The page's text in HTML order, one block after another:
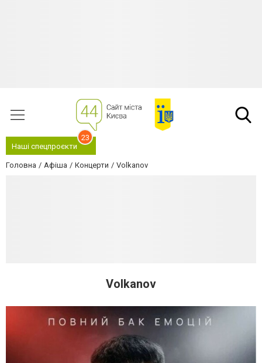
Наші спецпроєкти
23
Головна Афіша Концерти Volkanov
Volkanov